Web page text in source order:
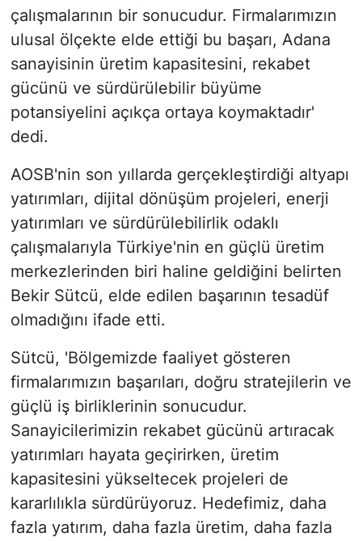
çalışmalarının bir sonucudur. Firmalarımızın
ulusal ölçekte elde ettiği bu başarı, Adana
sanayisinin üretim kapasitesini, rekabet
gücünü ve sürdürülebilir büyüme
potansiyelini açıkça ortaya koymaktadır'
dedi.
AOSB'nin son yıllarda gerçekleştirdiği altyapı
yatırımları, dijital dönüşüm projeleri, enerji
yatırımları ve sürdürülebilirlik odaklı
çalışmalarıyla Türkiye'nin en güçlü üretim
merkezlerinden biri haline geldiğini belirten
Bekir Sütcü, elde edilen başarının tesadüf
olmadığını ifade etti.
Sütcü, 'Bölgemizde faaliyet gösteren
firmalarımızın başarıları, doğru stratejilerin ve
güçlü iş birliklerinin sonucudur.
Sanayicilerimizin rekabet gücünü artıracak
yatırımları hayata geçirirken, üretim
kapasitesini yükseltecek projeleri de
kararlılıkla sürdürüyoruz. Hedefimiz, daha
fazla yatırım, daha fazla üretim, daha fazla